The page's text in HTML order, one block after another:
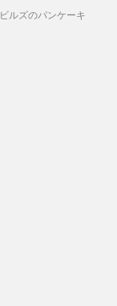
ビルズのパンケーキ